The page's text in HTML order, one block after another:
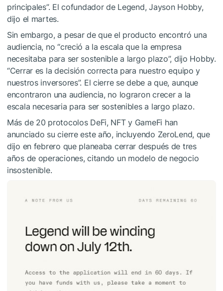
principales”. El cofundador de Legend, Jayson Hobby,
dijo el martes.
Sin embargo, a pesar de que el producto encontró una
audiencia, no “creció a la escala que la empresa
necesitaba para ser sostenible a largo plazo”, dijo Hobby.
“Cerrar es la decisión correcta para nuestro equipo y
nuestros inversores”. El cierre se debe a que, aunque
encontraron una audiencia, no lograron crecer a la
escala necesaria para ser sostenibles a largo plazo.
Más de 20 protocolos DeFi, NFT y GameFi han
anunciado su cierre este año, incluyendo ZeroLend, que
dijo en febrero que planeaba cerrar después de tres
años de operaciones, citando un modelo de negocio
insostenible.